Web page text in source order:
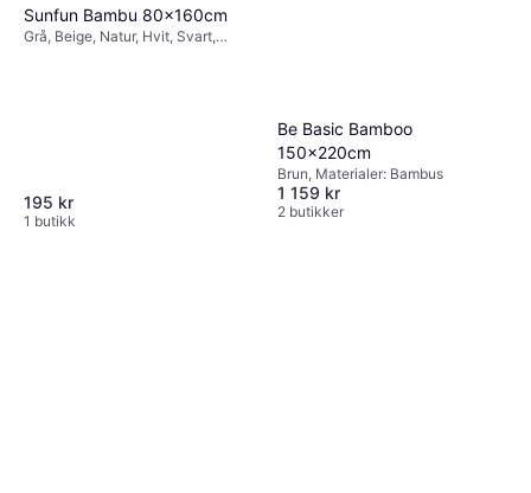
Sunfun Bambu 80x160cm
Grå, Beige, Natur, Hvit, Svart,
195 kr
1 butikk
Be Basic Bamboo
150x220cm
Brun, Materialer: Bambus
1 159 kr
2 butikker